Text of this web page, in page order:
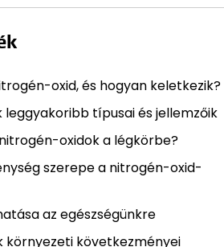
oxid, és hogyan keletkezik?
típusai és jellemzőik
oxidok a légkörbe?
szerepe a nitrogén-oxid-
az egészségünkre
környezeti következményei